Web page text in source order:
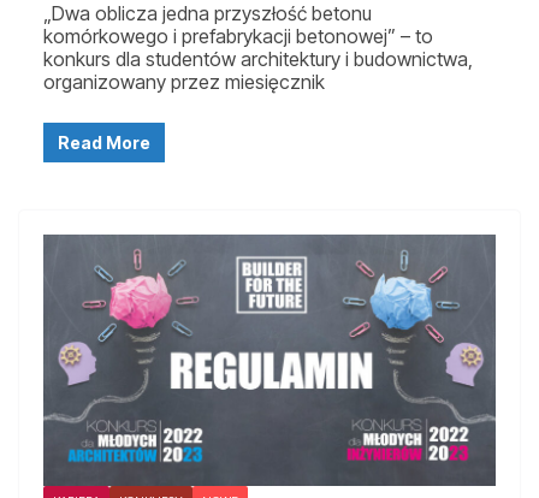
„Dwa oblicza jedna przyszłość betonu
komórkowego i prefabrykacji betonowej” – to
konkurs dla studentów architektury i budownictwa,
organizowany przez miesięcznik
Read More